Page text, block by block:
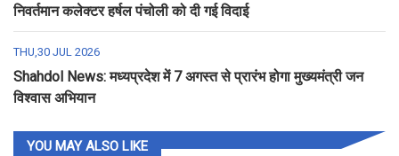
निवर्तमान कलेक्टर हर्षल पंचोली को दी गई विदाई
THU,30 JUL 2026
Shahdol News: मध्यप्रदेश में 7 अगस्त से प्रारंभ होगा मुख्यमंत्री जन
विश्वास अभियान
YOU MAY ALSO LIKE